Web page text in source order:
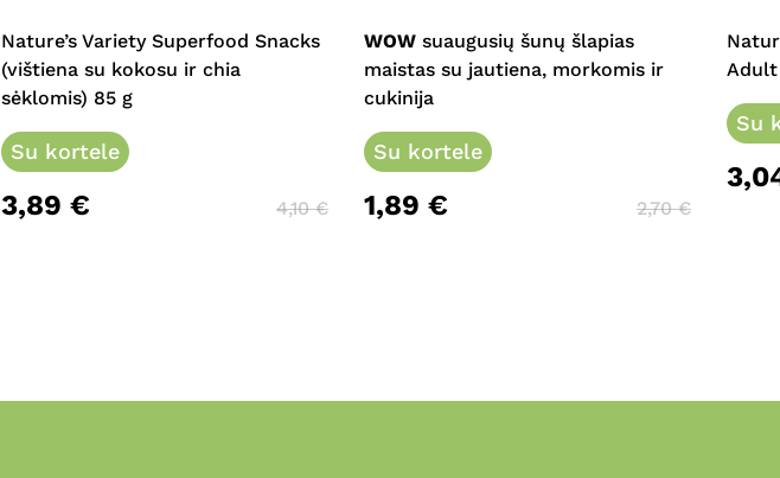
Nature’s Variety Superfood Snacks
(vištiena su kokosu ir chia
sėklomis) 85 g
Su kortele
3,89 € 4,10€
multiple
variants.
The
may
be
chosen
WOW suaugusių šunų šlapias
maistas su jautiena, morkomis ir
cukinija
Su kortele
1,89 € 2,70€
Adult
Su